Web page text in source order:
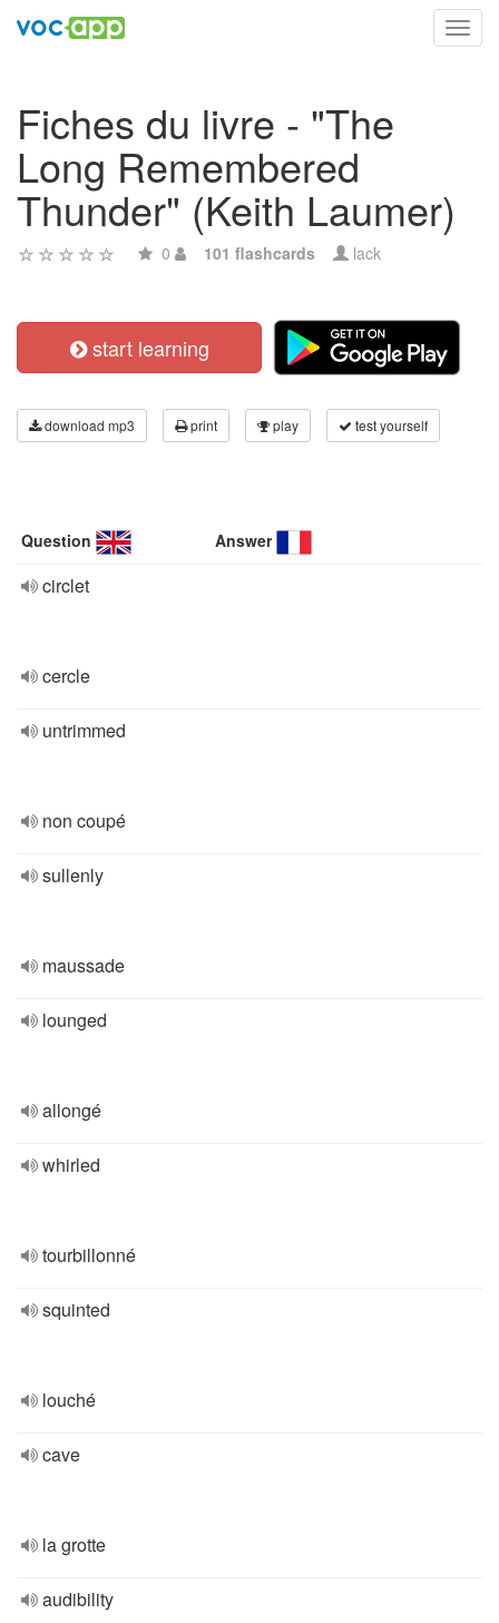
Fiches du livre - "The
Long Remembered
Thunder" (Keith Laumer)
0 101 flashcards lack
start learning
download mp3 print play test yourself
Question Answer
circlet
cercle
untrimmed
non coupé
sullenly
maussade
lounged
allongé
whirled
tourbillonné
squinted
louché
cave
la grotte
audibility